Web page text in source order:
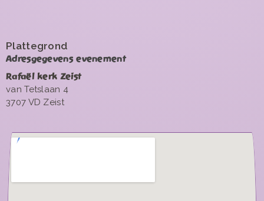
Plattegrond
Adresgegevens evenement
Rafaël kerk Zeist
van Tetslaan 4
3707 VD Zeist